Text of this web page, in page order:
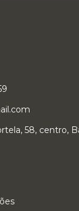
58, centro,